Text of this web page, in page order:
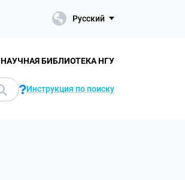
Русский
НАУЧНАЯ БИБЛИОТЕКА НГУ
Инструкция по поиску